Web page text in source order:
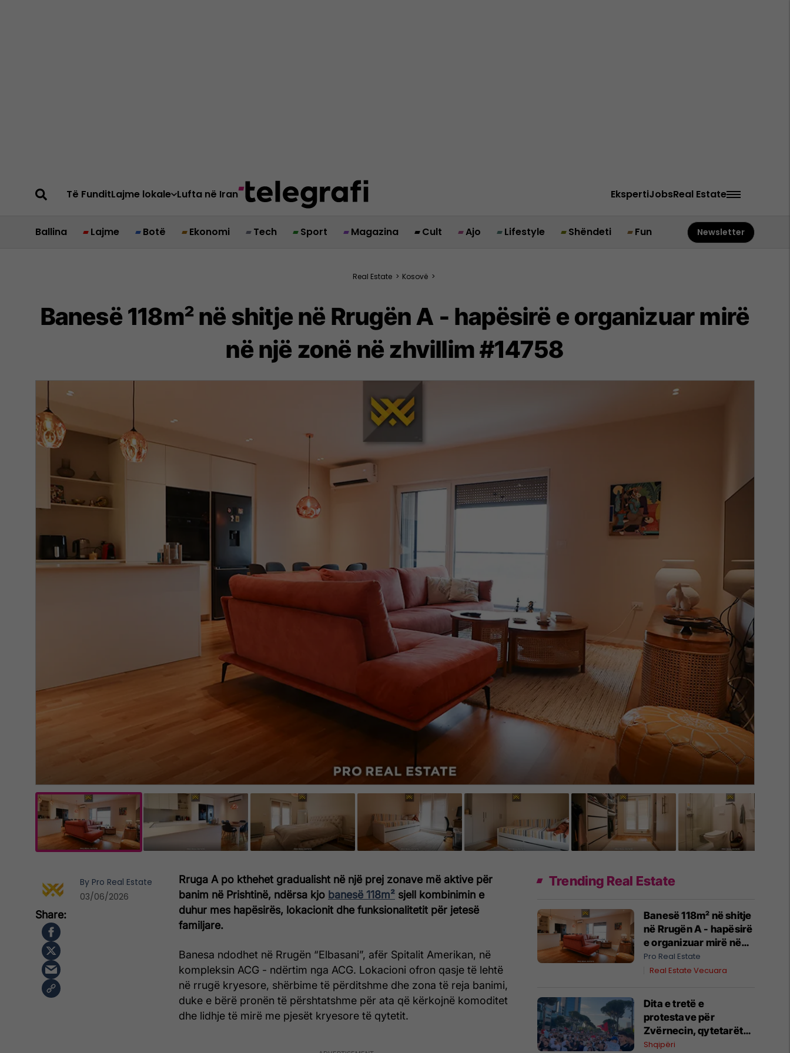
Të FunditLajme lokale Lufta në Iran EkspertiJobsReal Estate
Ballina Lajme Botë Ekonomi Tech Sport Magazina Cult Ajo Lifestyle Shëndeti Fun Newsletter
Real Estate > Kosovë >
Banesë 118m² në shitje në Rrugën A - hapësirë e organizuar mirë
në një zonë në zhvillim #14758
Rruga A po kthehet gradualisht në një prej zonave më aktive për
banim në Prishtinë, ndërsa kjo banesë 118m² sjell kombinimin e
duhur mes hapësirës, lokacionit dhe funksionalitetit për jetesë
familjare.
Banesa ndodhet në Rrugën “Elbasani”, afër Spitalit Amerikan, në
kompleksin ACG - ndërtim nga ACG. Lokacioni ofron qasje të lehtë
në rrugë kryesore, shërbime të përditshme dhe zona të reja banimi,
duke e bërë pronën të përshtatshme për ata që kërkojnë komoditet
dhe lidhje të mirë me pjesët kryesore të qytetit.
By Pro Real Estate
03/06/2026
Trending Real Estate
Banesë 118m² në shitje
në Rrugën A - hapësirë
e organizuar mirë në
një zonë në zhvillim
#14758
Pro Real Estate
Real Estate Vecuara
Dita e tretë e
protestave për
Zvërnecin, qytetarët
kërkojnë anulimin e
Shqipëri